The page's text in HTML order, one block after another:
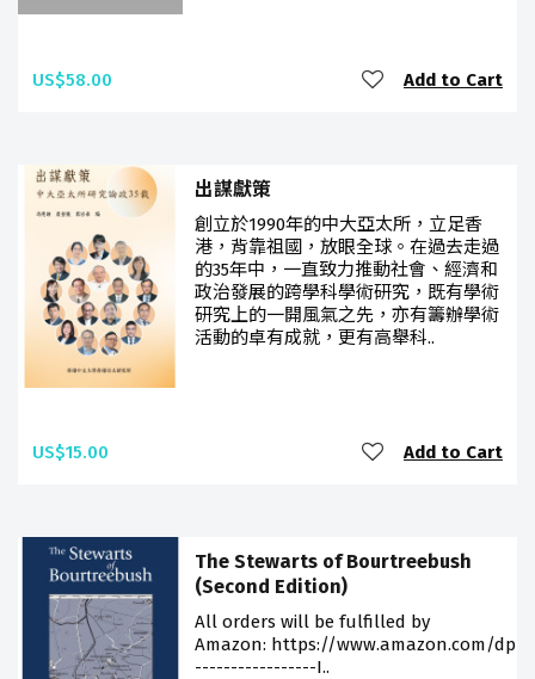
US$58.00 Add to Cart
出謀獻策
創立於1990年的中大亞太所，立足香
港，背靠祖國，放眼全球。在過去走過
的35年中，一直致力推動社會、經濟和
政治發展的跨學科學術研究，既有學術
研究上的一開風氣之先，亦有籌辦學術
活動的卓有成就，更有高舉科..
US$15.00 Add to Cart
The Stewarts of Bourtreebush
(Second Edition)
All orders will be fulfilled by
Amazon: https://www.amazon.com/dp/
-----------------I..